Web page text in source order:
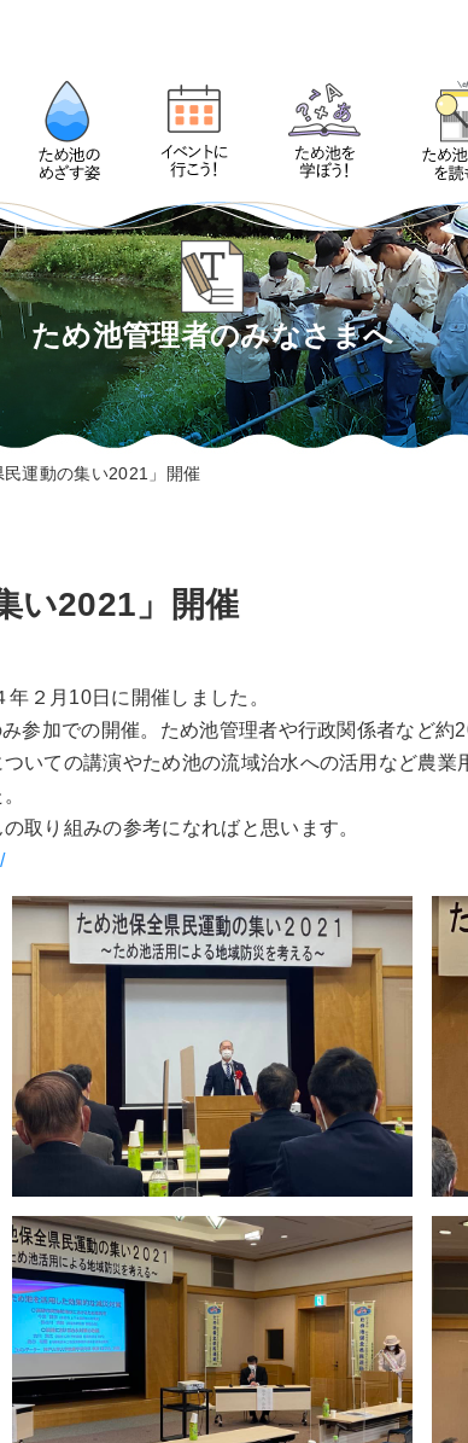
ため池管理者のみなさまへ
民運動の集い2021」開催
い2021」開催
２月10日に開催しました。
加での開催。ため池管理者や行政関係者など約
いての講演やため池の流域治水への活用など農業
取り組みの参考になればと思います。